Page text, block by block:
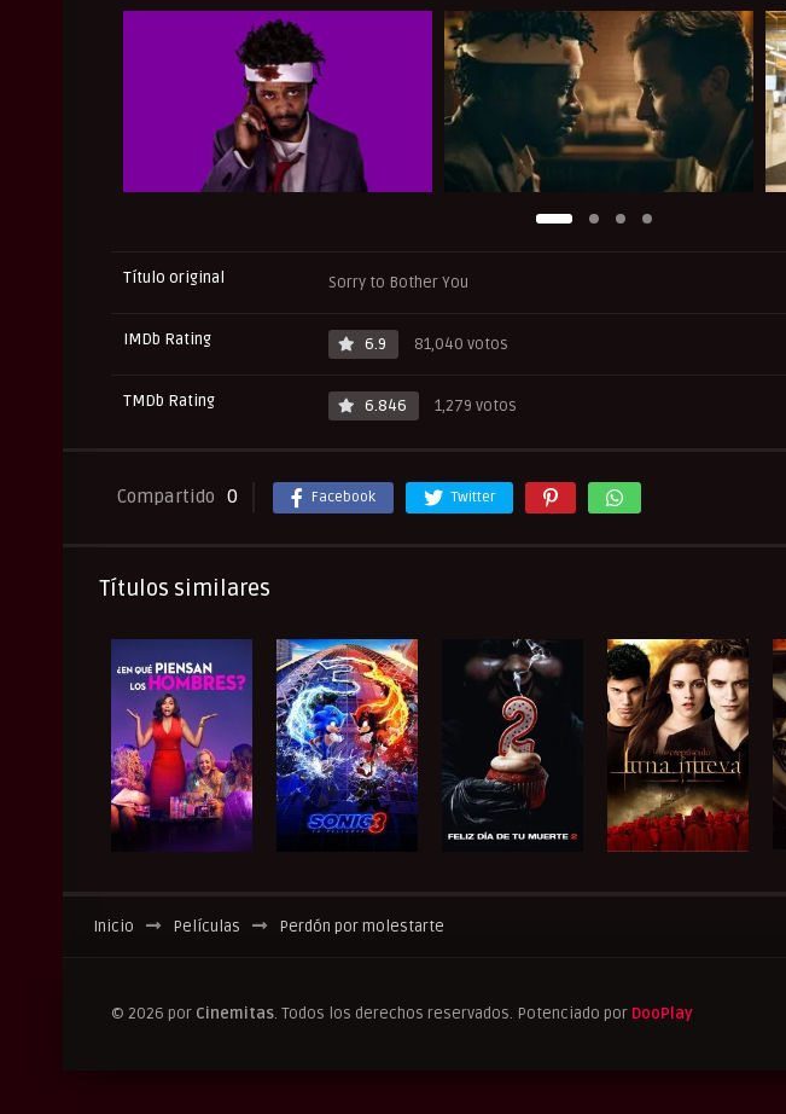
Título original Sorry to Bother You
IMDb Rating 6.9 81,040 votos
TMDb Rating 6.846 1,279 votos
Compartido 0 Facebook Twitter
Títulos similares
Inicio Películas Perdón por molestarte
© 2026 por Cinemitas. Todos los derechos reservados. Potenciado por DooPlay